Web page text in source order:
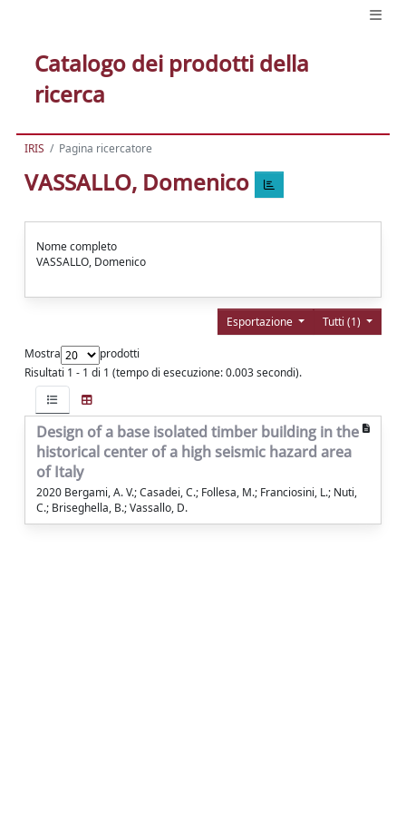
Catalogo dei prodotti della
ricerca
IRIS Pagina ricercatore
VASSALLO, Domenico
Nome completo
VASSALLO, Domenico
Tutti (1)
Esportazione
Mostra
prodotti
Risultati 1 - 1 di 1 (tempo di esecuzione: 0.003 secondi).
Design of a base isolated timber building in the
historical center of a high seismic hazard area
of Italy
2020 Bergami, A. V.; Casadei, C.; Follesa, M.; Franciosini, L.; Nuti,
C.; Briseghella, B.; Vassallo, D.